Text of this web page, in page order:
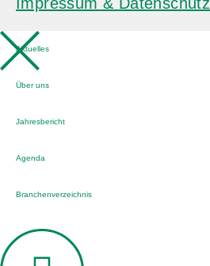
Aktuelles
Über uns
Jahresbericht
Agenda
Branchenverzeichnis